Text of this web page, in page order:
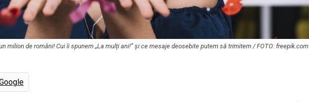
milion de români! Cui îi spunem „La mulți ani!” și ce mesaje deosebite putem să trimitem / FOTO: freepik.com